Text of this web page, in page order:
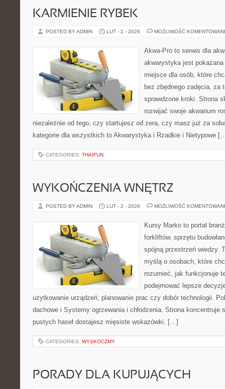
KARMIENIE RYBEK
POSTED BY ADMIN LUT - 2 - 2026 MOŻLIWOŚĆ
Akwa-Pro to serwis dla
akwarystyka jest
miejsce dla osób, które
bez zbędnego zadęcia, za
sprawdzone kroki. Strona
rozwijać swoje akwarium
niezależnie od tego, czy startujesz od zera, czy masz już za
kategorie dla wszystkich to Akwarystyka i Rzadkie i Nietypowe
CATEGORIES: THAIFUN
WYKOŃCZENIA WNĘTRZ
POSTED BY ADMIN LUT - 2 - 2026 MOŻLIWOŚĆ
Kursy Marko to portal
forkliftów, sprzętu
spójną przestrzeń wiedzy.
myślą o osobach, które
rozumieć, jak funkcjonuje
podejmować lepsze
użytkowanie urządzeń, planowanie prac czy dobór technologii.
dachowe i Systemy ogrzewania i chłodzenia. Strona koncentruje
pustych haseł dostajesz mięsiste wskazówki. […]
CATEGORIES: WYSKOCZMY
PORADY DLA KUPUJĄCYCH